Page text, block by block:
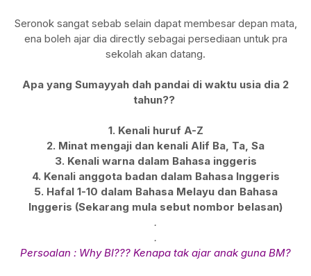
Seronok sangat sebab selain dapat membesar depan mata,
ena boleh ajar dia directly sebagai persediaan untuk pra
sekolah akan datang.
Apa yang Sumayyah dah pandai di waktu usia dia 2
tahun??
1. Kenali huruf A-Z
2. Minat mengaji dan kenali Alif Ba, Ta, Sa
3. Kenali warna dalam Bahasa inggeris
4. Kenali anggota badan dalam Bahasa Inggeris
5. Hafal 1-10 dalam Bahasa Melayu dan Bahasa
Inggeris (Sekarang mula sebut nombor belasan)
.
.
Persoalan : Why BI??? Kenapa tak ajar anak guna BM?